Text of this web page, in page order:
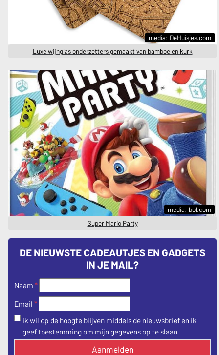
media: DeHuisjes.com
Luxe wijnglas onderzetters gemaakt van bamboe en kurk
media: bol.com
Super Mario Party
DE NIEUWSTE CADEAUTJES EN GADGETS
IN JE MAIL?
Naam *
Email *
ik wil op de hoogte blijven middels de nieuwsbrief en ik
geef toestemming om mijn gegevens op te slaan
Aanmelden